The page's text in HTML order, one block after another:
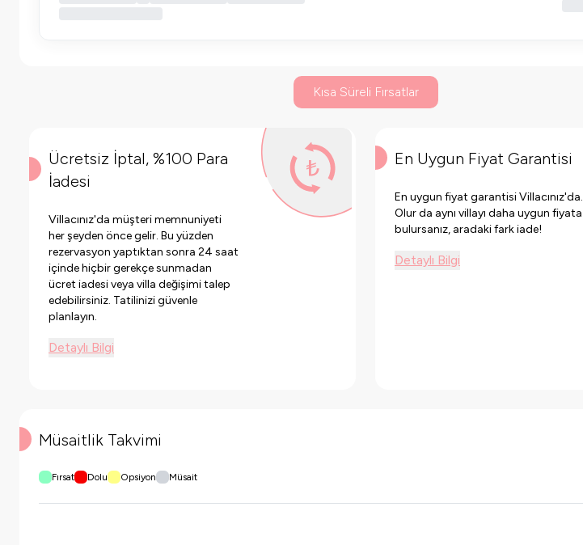
Kısa Süreli Fırsatlar
Ücretsiz İptal, %100 Para
İadesi
Villacınız'da müşteri memnuniyeti
her şeyden önce gelir. Bu yüzden
rezervasyon yaptıktan sonra 24 saat
içinde hiçbir gerekçe sunmadan
ücret iadesi veya villa değişimi talep
edebilirsiniz. Tatilinizi güvenle
planlayın.
Detaylı Bilgi
En Uygun Fiyat Garantisi
En uygun fiyat garantisi Villacınız'da.
Olur da aynı villayı daha uygun fiyata
bulursanız, aradaki fark iade!
Detaylı Bilgi
Müsaitlik Takvimi
Fırsat Dolu Opsiyon Müsait